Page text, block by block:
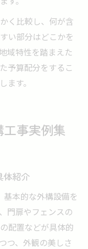
く比較し、何が含
い部分はどこかを
域特性を踏まえた
予算配分をするこ
ます。
事実例集
体紹介
基本的な外構設備を
門扉やフェンスの
配置などが具体的
つ、外観の美しさ